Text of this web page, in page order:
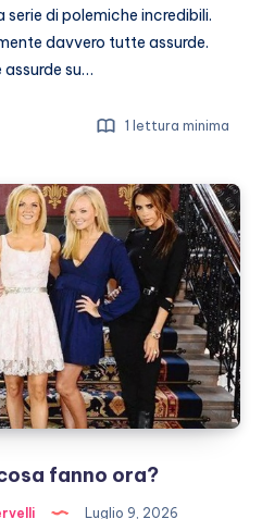
di polemiche incredibili.
davvero tutte assurde.
su…
1 lettura minima
fanno ora?
Luglio 9, 2026